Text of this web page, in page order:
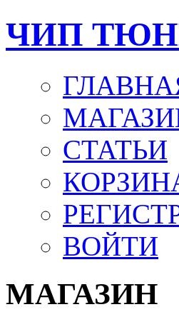
ЧИП
СТАТЬИ
ВОЙТИ
МАГАЗИН